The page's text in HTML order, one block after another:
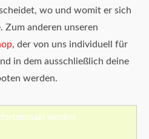
wo und womit er sich
Zum anderen unseren
, der von uns individuell für
in dem ausschließlich deine
werden.